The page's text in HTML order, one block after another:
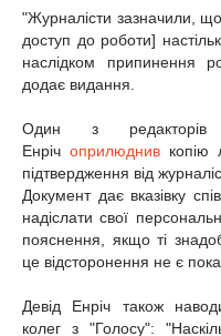
"Журналісти зазначили,
доступ до роботи]
наслідком припинення
додає видання.
Один з
Енріч оприлюднивкопію
підтвердження від
Документ дає вказівку
надіслати свої
пояснення, якщо ті
це відсторонення не є
Девід Енріч також
колег з "Голосу":